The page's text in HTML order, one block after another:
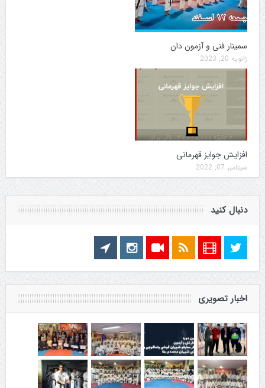
سمینار فنی و آزمون دان
ژانویه 20, 2023
افزایش جوایز قهرمانی
سپتامبر 07, 2022
دنبال کنید
اخبار تصویری